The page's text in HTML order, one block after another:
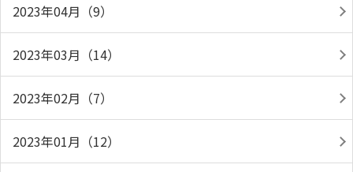
2023年04月（9）
2023年03月（14）
2023年02月（7）
2023年01月（12）